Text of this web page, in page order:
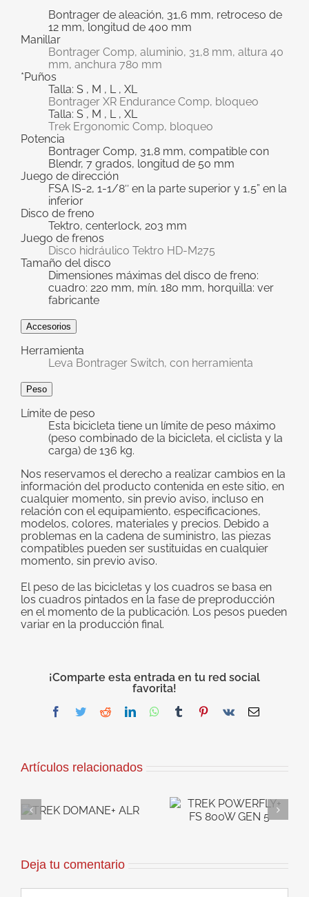
Bontrager de aleación, 31,6 mm, retroceso de
12 mm, longitud de 400 mm
Manillar
Bontrager Comp, aluminio, 31,8 mm, altura 40
mm, anchura 780 mm
*Puños
Talla: S , M , L , XL
Bontrager XR Endurance Comp, bloqueo
Talla: S , M , L , XL
Trek Ergonomic Comp, bloqueo
Potencia
Bontrager Comp, 31,8 mm, compatible con
Blendr, 7 grados, longitud de 50 mm
Juego de dirección
FSA IS-2, 1-1/8″ en la parte superior y 1,5” en la
inferior
Disco de freno
Tektro, centerlock, 203 mm
Juego de frenos
Disco hidráulico Tektro HD-M275
Tamaño del disco
Dimensiones máximas del disco de freno:
cuadro: 220 mm, mín. 180 mm, horquilla: ver
fabricante
Accesorios
Herramienta
Leva Bontrager Switch, con herramienta
Peso
Límite de peso
Esta bicicleta tiene un límite de peso máximo
(peso combinado de la bicicleta, el ciclista y la
carga) de 136 kg.
Nos reservamos el derecho a realizar cambios en la
información del producto contenida en este sitio, en
cualquier momento, sin previo aviso, incluso en
relación con el equipamiento, especificaciones,
modelos, colores, materiales y precios. Debido a
problemas en la cadena de suministro, las piezas
compatibles pueden ser sustituidas en cualquier
momento, sin previo aviso.
El peso de las bicicletas y los cuadros se basa en
los cuadros pintados en la fase de preproducción
en el momento de la publicación. Los pesos pueden
variar en la producción final.
¡Comparte esta entrada en tu red social
favorita!
Facebook
TwitterRedditLinkedInWhatsApp
TumblrPinterest
Vk
Correo
Artículos relacionados
TREK
TREK RAIL 9.8
800W GX AXS T-
Deja tu comentario